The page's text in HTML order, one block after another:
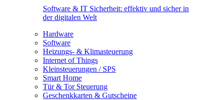
Software & IT Sicherheit: effektiv und sicher in
der digitalen Welt
Hardware
Software
Heizungs- & Klimasteuerung
Internet of Things
Kleinsteuerungen / SPS
Smart Home
Tür & Tor Steuerung
Geschenkkarten & Gutscheine